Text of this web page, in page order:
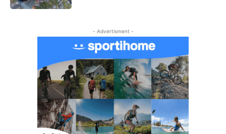
- Advertisment -